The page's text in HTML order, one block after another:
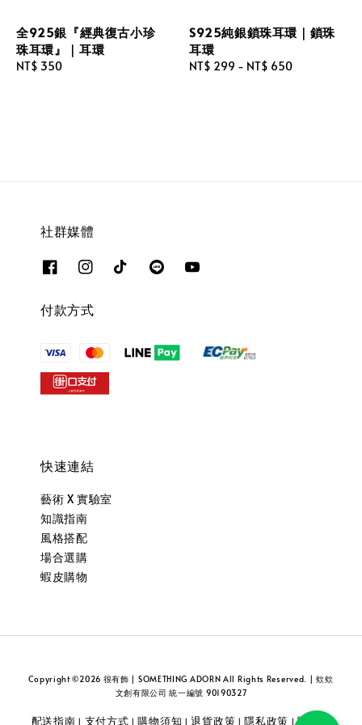
全925銀『經典復古小珍
珠耳環』｜耳環
Regular
NT$ 350
S925純銀鎖珠耳環｜鎖珠
耳環
Regular
NT$ 299 - NT$ 650
社群媒體
付款方式
快速連結
藝術 X 實驗室
知識指南
風格搭配
場合選購
蝦皮購物
Copyright ©2026 很有飾 | SOMETHING ADORN All Rights Reserved. | 欸欸
文創有限公司 統一編號 90190327
配送指南 | 支付方式 |購物須知 |退貨政策 | 隱私政策 |關於我